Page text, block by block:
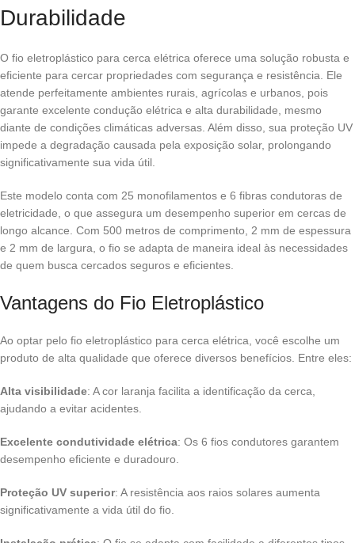
Durabilidade
O fio eletroplástico para cerca elétrica oferece uma solução robusta e
eficiente para cercar propriedades com segurança e resistência. Ele
atende perfeitamente ambientes rurais, agrícolas e urbanos, pois
garante excelente condução elétrica e alta durabilidade, mesmo
diante de condições climáticas adversas. Além disso, sua proteção UV
impede a degradação causada pela exposição solar, prolongando
significativamente sua vida útil.
Este modelo conta com 25 monofilamentos e 6 fibras condutoras de
eletricidade, o que assegura um desempenho superior em cercas de
longo alcance. Com 500 metros de comprimento, 2 mm de espessura
e 2 mm de largura, o fio se adapta de maneira ideal às necessidades
de quem busca cercados seguros e eficientes.
Vantagens do Fio Eletroplástico
Ao optar pelo fio eletroplástico para cerca elétrica, você escolhe um
produto de alta qualidade que oferece diversos benefícios. Entre eles:
Alta visibilidade: A cor laranja facilita a identificação da cerca,
ajudando a evitar acidentes.
Excelente condutividade elétrica: Os 6 fios condutores garantem
desempenho eficiente e duradouro.
Proteção UV superior: A resistência aos raios solares aumenta
significativamente a vida útil do fio.